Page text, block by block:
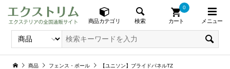
商品カテゴリ 検索 カート
0
メニュー
商品 フェンス・ポール 【ユニソン】ブライドパネルTZ